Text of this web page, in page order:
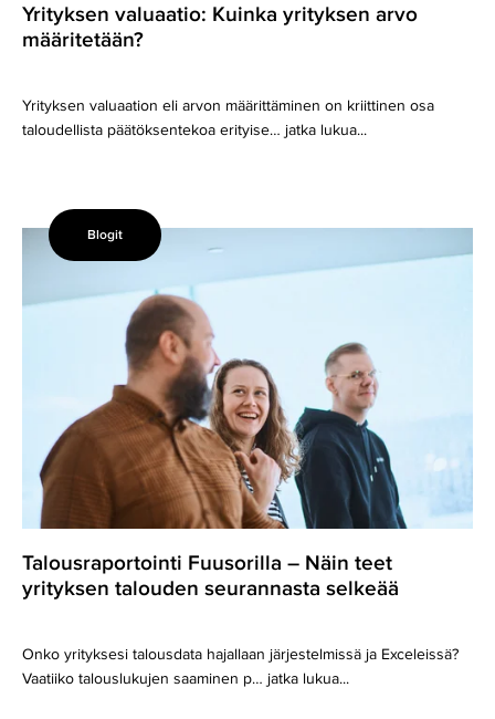
Yrityksen valuaatio: Kuinka yrityksen arvo
määritetään?
Yrityksen valuaation eli arvon määrittäminen on kriittinen osa
taloudellista päätöksentekoa erityise… jatka lukua...
Talousraportointi
Fuusorilla
seurannasta
selkeää
Blogit
Talousraportointi Fuusorilla – Näin teet
yrityksen talouden seurannasta selkeää
Onko yrityksesi talousdata hajallaan järjestelmissä ja Exceleissä?
Vaatiiko talouslukujen saaminen p… jatka lukua...